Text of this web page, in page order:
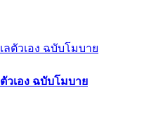
วเอง ฉบับโมบาย